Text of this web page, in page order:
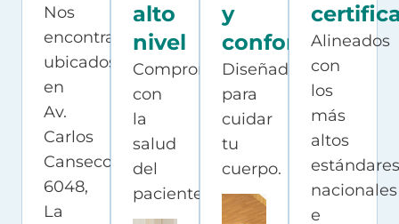
Nos
encontramos
ubicados
en
Av.
Carlos
Canseco
6048,
La
alto
nivel
Comprometidos
con
la
salud
del
paciente
y
confortables
Diseñadas
para
cuidar
tu
cuerpo.
Alineados
con
los
más
altos
estándares
nacionales
e